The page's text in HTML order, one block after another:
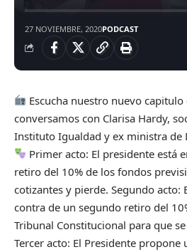
27 NOVIEMBRE, 2020PODCAST
Escucha nuestro nuevo
conversamos con Clarisa Hardy,
Instituto Igualdad y ex ministra de
Primer acto: El presidente está
retiro del 10% de los fondos
cotizantes y pierde. Segundo acto:
contra de un segundo retiro del
Tribunal Constitucional para que
Tercer acto: El Presidente